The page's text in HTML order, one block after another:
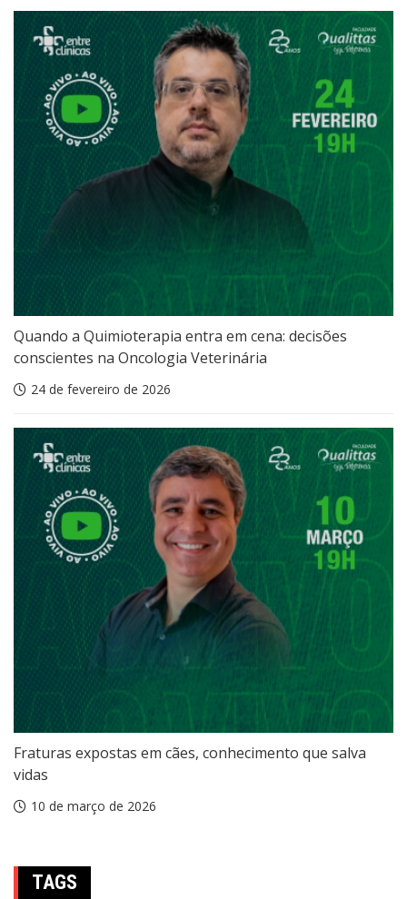
Quando a Quimioterapia entra em cena: decisões
conscientes na Oncologia Veterinária
24 de fevereiro de 2026
Fraturas expostas em cães, conhecimento que salva
vidas
10 de março de 2026
TAGS